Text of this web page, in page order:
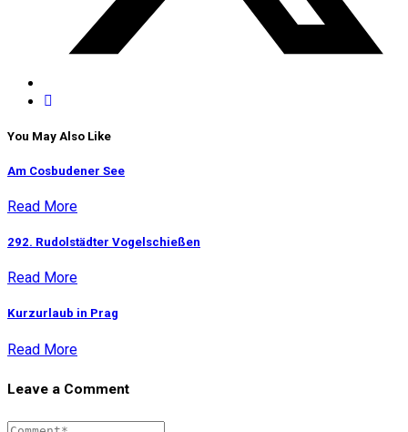
You May Also Like
Am Cosbudener See
Read More
292. Rudolstädter Vogelschießen
Read More
Kurzurlaub in Prag
Read More
Leave a Comment